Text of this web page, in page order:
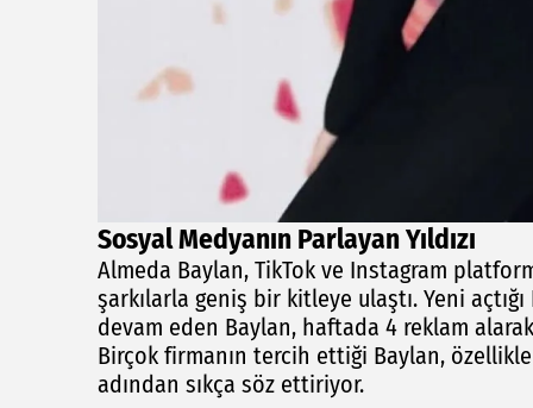
Sosyal Medyanın Parlayan Yıldızı
Almeda Baylan, TikTok ve Instagram
şarkılarla geniş bir kitleye ulaştı. Yeni
devam eden Baylan, haftada 4 reklam
Birçok firmanın tercih ettiği Baylan,
adından sıkça söz ettiriyor.